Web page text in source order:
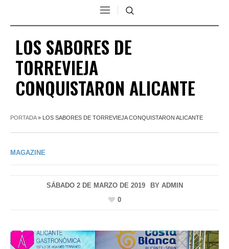
LOS SABORES DE
TORREVIEJA
CONQUISTARON ALICANTE
PORTADA» LOS SABORES DE TORREVIEJA CONQUISTARON ALICANTE
MAGAZINE
SÁBADO 2 DE MARZO DE 2019 BY ADMIN
0